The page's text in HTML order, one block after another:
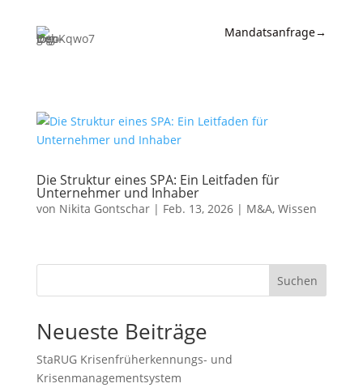
Insights
Kontakt
Mandatsanfrage→
Die Struktur eines SPA: Ein Leitfaden für
Unternehmer und Inhaber
von Nikita Gontschar| Feb. 13, 2026| M&A, Wissen
Suchen
Neueste Beiträge
StaRUG Krisenfrüherkennungs- und
Krisenmanagementsystem